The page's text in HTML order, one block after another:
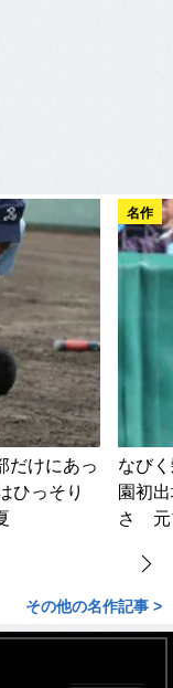
だけにあっ
ひっそり
名作
なび
園初
さ 元
その他の名作記事 >